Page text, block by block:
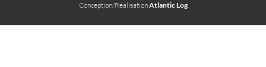
Conception/RéalisationAtlantic Log